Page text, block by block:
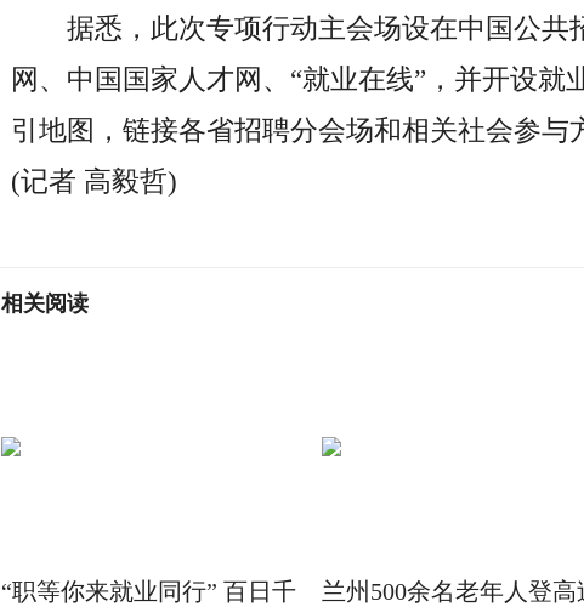
据悉，此次专项行动主会场设在中国公共
网、中国 国家 人才网、“就业在线”，并开设就
引地图，链接各省招聘分会场和相关社会参与
(记者 高毅哲)
相关阅读
“职等你来就业同行” 百日千
兰州500余名老年人登高